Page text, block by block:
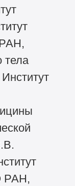
тела
РАН,